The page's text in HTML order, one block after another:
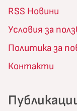
RSS Новини
Условия за
Политика за
Контакти